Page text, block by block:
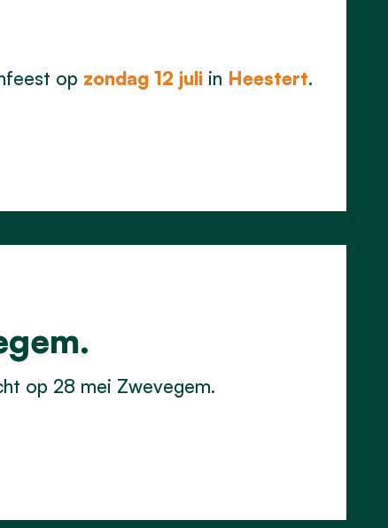
op zondag 12 juli in Heestert.
op 28 mei Zwevegem.